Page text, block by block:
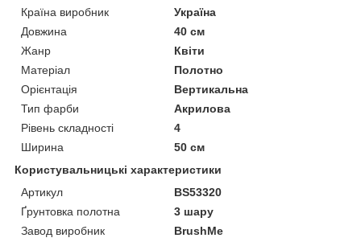
Країна виробник
Україна
Довжина
40 см
Жанр
Квіти
Матеріал
Полотно
Орієнтація
Вертикальна
Тип фарби
Акрилова
Рівень складності
4
Ширина
50 см
Користувальницькі характеристики
Артикул
BS53320
Ґрунтовка полотна
3 шару
Завод виробник
BrushMe